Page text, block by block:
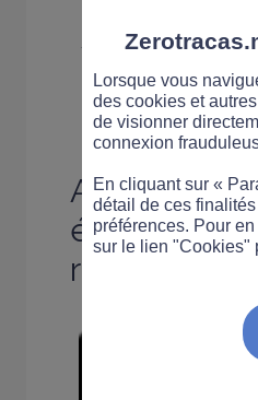
et 2)
Avec
épreuves
routière
Lorsque vous
des cookies et
de visionner
connexion
En cliquant sur «
détail de ces
préférences. Pour
sur le lien "Cookies"